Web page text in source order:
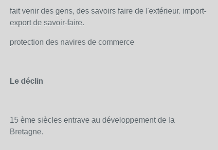
fait venir des gens, des savoirs faire de l'extérieur. import-
export de savoir-faire.
protection des navires de commerce
Le déclin
15 ème siècles entrave au développement de la
Bretagne.